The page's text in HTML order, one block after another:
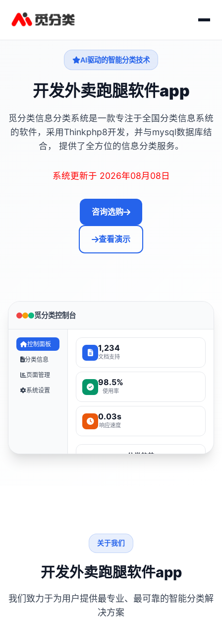
AI驱动的智能分类技术
开发外卖跑腿软件app
觅分类信息分类系统是一款专注于全国分类信息系统
的软件，采用Thinkphp8开发，并与mysql数据库结
合， 提供了全方位的信息分类服务。
系统更新于 2026年08月08日
咨询选购
查看演示
觅分类控制台
控制面板
分类信息
页面管理
系统设置
1,234
文档支持
98.5%
使用率
0.03s
响应速度
分类趋势
关于我们
开发外卖跑腿软件app
我们致力于为用户提供最专业、最可靠的智能分类解
决方案